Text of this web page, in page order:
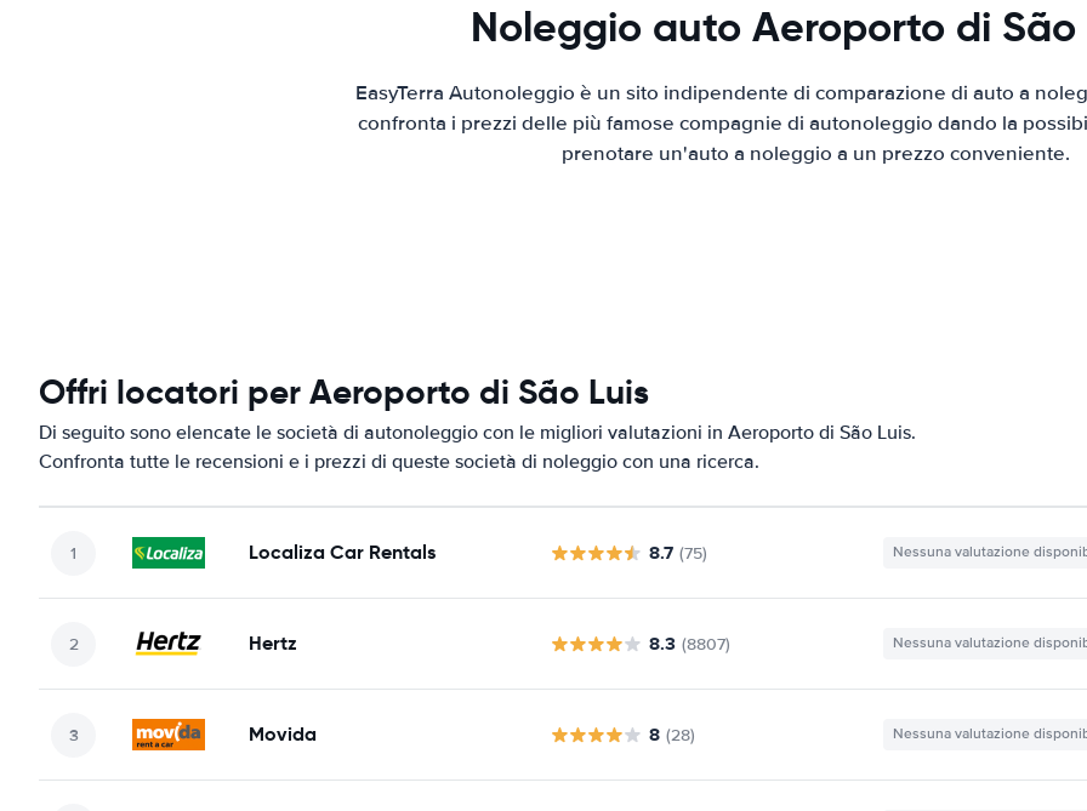
Noleggio auto Aeroporto di São
EasyTerra Autonoleggio è un sito indipendente di comparazione di auto a
confronta i prezzi delle più famose compagnie di autonoleggio dando la
prenotare un'auto a noleggio a un prezzo conveniente.
Offri locatori per Aeroporto di São Luis
Di seguito sono elencate le società di autonoleggio con le migliori valutazioni in Aeroporto di São Luis.
Confronta tutte le recensioni e i prezzi di queste società di noleggio con una ricerca.
Localiza Car Rentals 8.7 (75) Nessuna valutazione
Hertz 8.3 (8807) Nessuna valutazione
Movida 8 (28) Nessuna valutazione